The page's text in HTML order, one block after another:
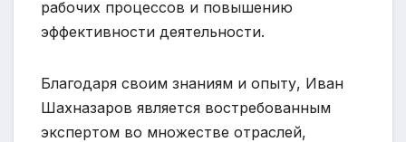
рабочих процессов и повышению
эффективности деятельности.
Благодаря своим знаниям и опыту, Иван
Шахназаров является востребованным
экспертом во множестве отраслей,